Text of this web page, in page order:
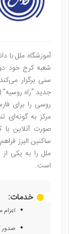
آموزشگاه ملل با
شعبه کرج خود
سنی برگزار
روسی را برای
مرکز به
صورت آنلاین
ساکنین البرز
ملل را به یکی
است.
خدمات:
صدور